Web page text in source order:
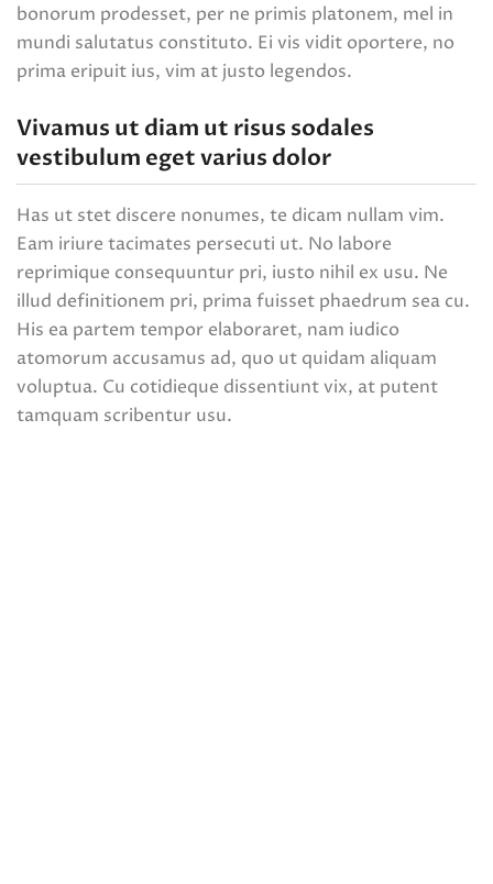
bonorum prodesset, per ne primis platonem, mel in
mundi salutatus constituto. Ei vis vidit oportere, no
prima eripuit ius, vim at justo legendos.
Vivamus ut diam ut risus sodales
vestibulum eget varius dolor
Has ut stet discere nonumes, te dicam nullam vim.
Eam iriure tacimates persecuti ut. No labore
reprimique consequuntur pri, iusto nihil ex usu. Ne
illud definitionem pri, prima fuisset phaedrum sea cu.
His ea partem tempor elaboraret, nam iudico
atomorum accusamus ad, quo ut quidam aliquam
voluptua. Cu cotidieque dissentiunt vix, at putent
tamquam scribentur usu.